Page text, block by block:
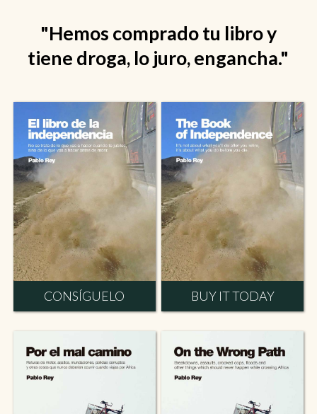
"Hemos comprado tu libro y
tiene droga, lo juro, engancha."
CONSÍGUELO BUY IT TODAY